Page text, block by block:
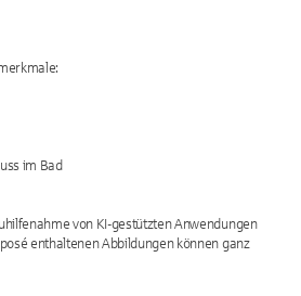
im Bad
von KI-gestützten Anwendungen
enthaltenen Abbildungen können ganz